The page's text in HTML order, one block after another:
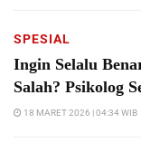
SPESIAL
Ingin Selalu
Salah? Psikolog
18 MARET 2026 | 04:34 WIB